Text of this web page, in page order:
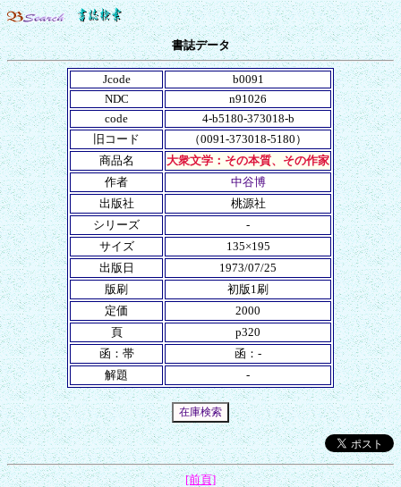
書誌データ
Jcode
b0091
NDC
n91026
code
4-b5180-373018-b
旧コード
（0091-373018-5180）
商品名
大衆文学：その本質、その作家
作者
中谷博
出版社
桃源社
シリーズ
-
サイズ
135×195
出版日
1973/07/25
版刷
初版1刷
定価
2000
頁
p320
函：帯
函：-
解題
-
[前頁]